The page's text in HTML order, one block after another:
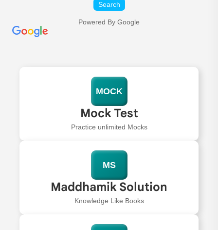
Search
Powered By Google
MOCK
Mock Test
Practice unlimited Mocks
MS
Maddhamik Solution
Knowledge Like Books